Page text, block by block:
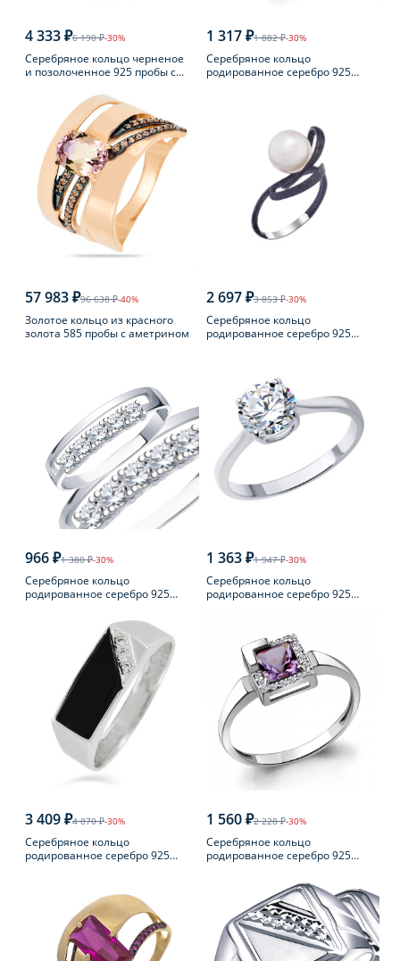
4 333 ₽6 190 ₽-30%
Серебряное кольцо черненое
и позолоченное 925 пробы с
1 317 ₽1 882 ₽-30%
Серебряное кольцо
родированное серебро 925
57 983 ₽96 638 ₽-40%
Золотое кольцо из красного
золота 585 пробы с аметрином
2 697 ₽3 853 ₽-30%
Серебряное кольцо
родированное серебро 925
966 ₽1 380 ₽-30%
Серебряное кольцо
родированное серебро 925
1 363 ₽1 947 ₽-30%
Серебряное кольцо
родированное серебро 925
3 409 ₽4 870 ₽-30%
Серебряное кольцо
родированное серебро 925
1 560 ₽2 228 ₽-30%
Серебряное кольцо
родированное серебро 925